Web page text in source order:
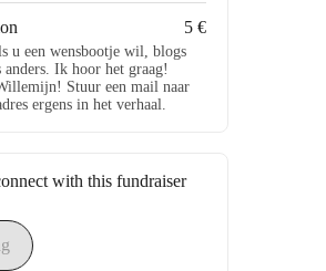
5 €
u een wensbootje wil, blogs
Ik hoor het graag!
Stuur een mail naar
ergens in het verhaal.
with this fundraiser